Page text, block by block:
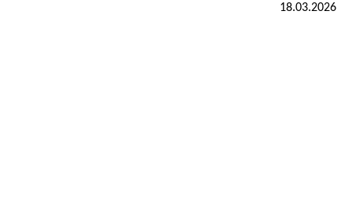
18.03.2026